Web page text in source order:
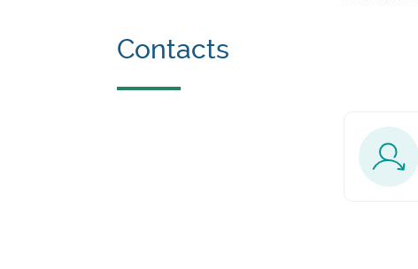
Contacts